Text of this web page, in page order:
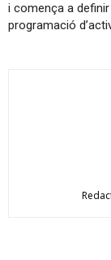
i comença a
programació